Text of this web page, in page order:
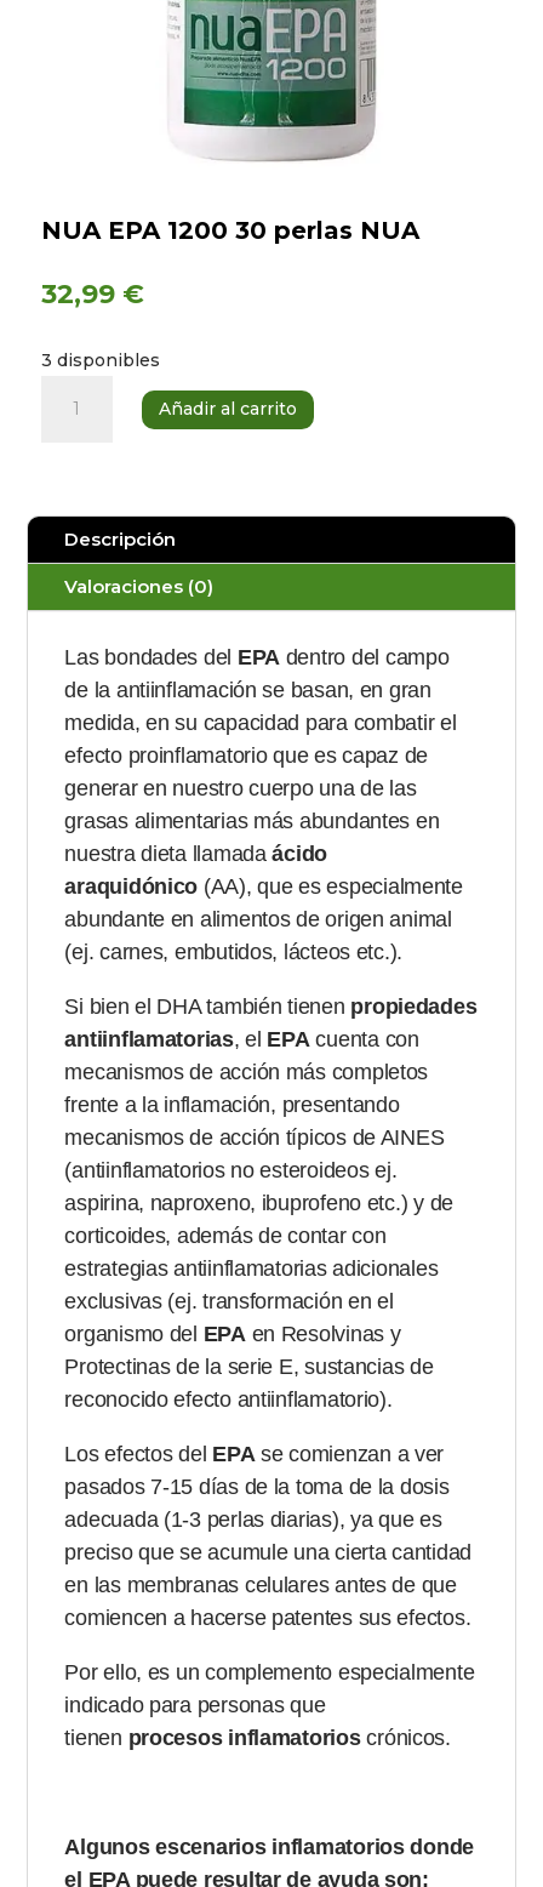
NUA EPA 1200 30 perlas NUA
32,99 €
3 disponibles
EPA
perlas
NUA
Añadir al carrito
Descripción
Valoraciones (0)
Las bondades del EPA dentro del campo
de la antiinflamación se basan, en gran
medida, en su capacidad para combatir el
efecto proinflamatorio que es capaz de
generar en nuestro cuerpo una de las
grasas alimentarias más abundantes en
nuestra dieta llamada ácido
araquidónico (AA), que es especialmente
abundante en alimentos de origen animal
(ej. carnes, embutidos, lácteos etc.).
Si bien el DHA también tienen propiedades
antiinflamatorias, el EPA cuenta con
mecanismos de acción más completos
frente a la inflamación, presentando
mecanismos de acción típicos de AINES
(antiinflamatorios no esteroideos ej.
aspirina, naproxeno, ibuprofeno etc.) y de
corticoides, además de contar con
estrategias antiinflamatorias adicionales
exclusivas (ej. transformación en el
organismo del EPA en Resolvinas y
Protectinas de la serie E, sustancias de
reconocido efecto antiinflamatorio).
Los efectos del EPA se comienzan a ver
pasados 7-15 días de la toma de la dosis
adecuada (1-3 perlas diarias), ya que es
preciso que se acumule una cierta cantidad
en las membranas celulares antes de que
comiencen a hacerse patentes sus efectos.
Por ello, es un complemento especialmente
indicado para personas que
tienen procesos inflamatorios crónicos.
Algunos escenarios inflamatorios donde
el EPA puede resultar de ayuda son: